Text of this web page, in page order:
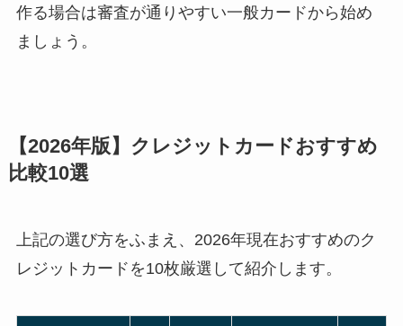
作る場合は審査が通りやすい一般カードから始め
ましょう。
【2026年版】クレジットカードおすすめ
比較10選
上記の選び方をふまえ、2026年現在おすすめのク
レジットカードを10枚厳選して紹介します。